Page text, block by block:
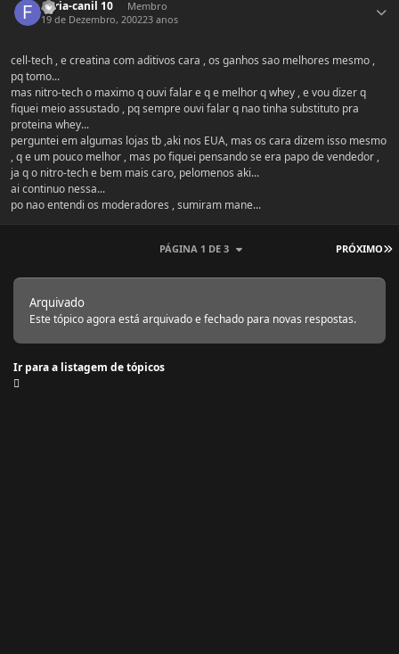
Furia-canil 10
Membro
19 de Dezembro, 200223 anos
cell-tech , e creatina com aditivos cara , os ganhos sao melhores mesmo ,
pq tomo...
mas nitro-tech o maximo q ouvi falar e q e melhor q whey , e vou dizer q
fiquei meio assustado , pq sempre ouvi falar q nao tinha substituto pra
proteina whey...
perguntei em algumas lojas tb ,aki nos EUA, mas os cara dizem isso mesmo
, q e um pouco melhor , mas po fiquei pensando se era papo de vendedor ,
ja q o nitro-tech e bem mais caro, pelomenos aki...
ai continuo nessa...
po nao entendi os moderadores , sumiram mane...
PRÓXIMO
PÁGINA 1 DE 3
Arquivado
Este tópico agora está arquivado e fechado para novas respostas.
Ir para a listagem de tópicos